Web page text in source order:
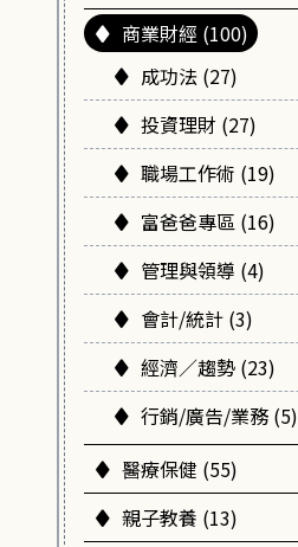
商業財經 (100)
成功法 (27)
投資理財 (27)
職場工作術 (19)
富爸爸專區 (16)
管理與領導 (4)
會計/統計 (3)
經濟／趨勢 (23)
行銷/廣告/業務 (5)
醫療保健 (55)
親子教養 (13)